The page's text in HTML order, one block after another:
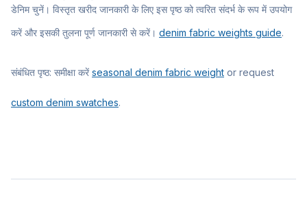
डेनिम चुनें। विस्तृत खरीद जानकारी के लिए इस पृष्ठ को त्वरित संदर्भ के रूप में उपयोग
करें और इसकी तुलना पूर्ण जानकारी से करें। denim fabric weights guide.
संबंधित पृष्ठ: समीक्षा करें seasonal denim fabric weight or request
custom denim swatches.